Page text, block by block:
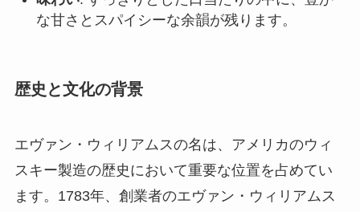
な甘さとスパイシーな余韻が残ります。
歴史と文化の背景
エヴァン・ウィリアムスの名は、アメリカのウィ
スキー製造の歴史において重要な位置を占めてい
ます。1783年、創業者のエヴァン・ウィリアムス